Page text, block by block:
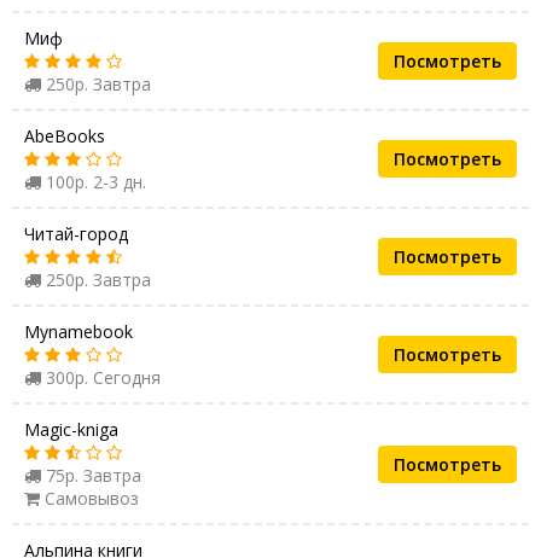
Миф
250р. Завтра
Посмотреть
AbeBooks
100р. 2-3 дн.
Посмотреть
Читай-город
250р. Завтра
Посмотреть
Mynamebook
300р. Сегодня
Посмотреть
Magic-kniga
75р. Завтра
Самовывоз
Посмотреть
Альпина книги